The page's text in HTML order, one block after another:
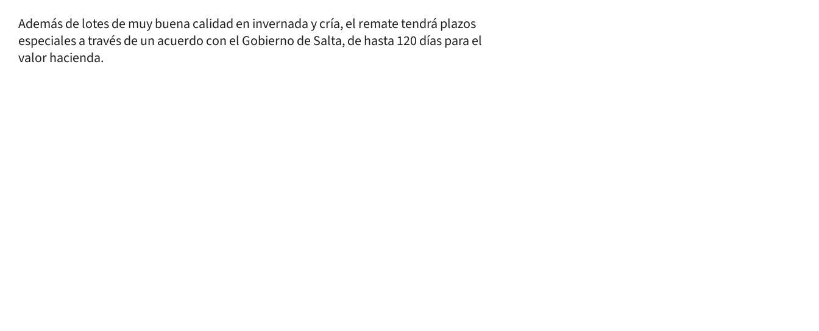
Además de lotes de muy buena calidad en invernada y cría, el remate tendrá plazos
especiales a través de un acuerdo con el Gobierno de Salta, de hasta 120 días para el
valor hacienda.